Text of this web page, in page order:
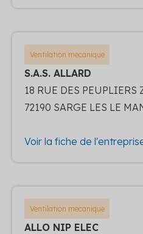
Ventilation mecanique
S.A.S. ALLARD
18 RUE DES PEUPLIERS
72190 SARGE LES LE
Voir la fiche de
Ventilation mecanique
ALLO NIP ELEC